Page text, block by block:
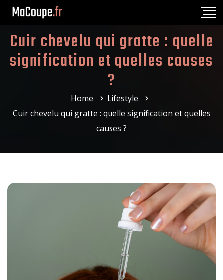
Cuir chevelu qui gratte : quelle
signification et quelles causes
?
Home
Lifestyle
Cuir chevelu qui gratte : quelle signification et quelles
causes ?